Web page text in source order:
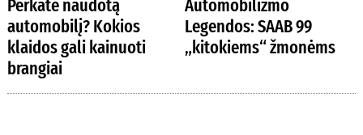
Perkate naudotą
automobilį? Kokios
klaidos gali kainuoti
brangiai
Automobilizmo
Legendos: SAAB 99
„kitokiems“ žmonėms